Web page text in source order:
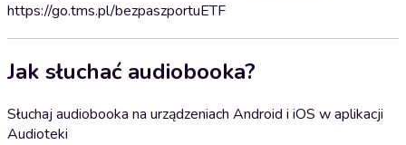
https://go.tms.pl/bezpaszportuETF
Jak słuchać audiobooka?
Słuchaj audiobooka na urządzeniach Android i iOS w aplikacji
Audioteki